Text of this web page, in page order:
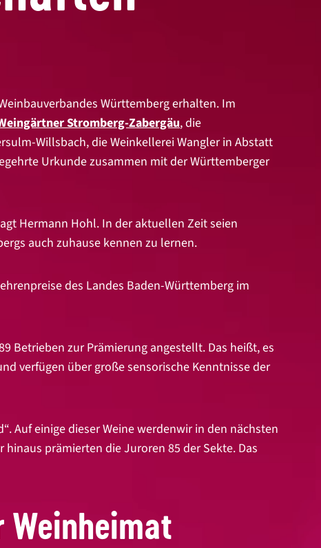
Württemberg erhalten. Im
Stromberg-Zabergäu, die
Willsbach, die Weinkellerei Wangler in Abstatt
Urkunde zusammen mit der Württemberger
Hermann Hohl. In der aktuellen Zeit seien
auch zuhause kennen zu lernen.
des Landes Baden-Württemberg im
Betrieben zur Prämierung angestellt. Das heißt, es
verfügen über große sensorische Kenntnisse der
Auf einige dieser Weine werdenwir in den nächsten
prämierten die Juroren 85 der Sekte. Das
Weinheimat